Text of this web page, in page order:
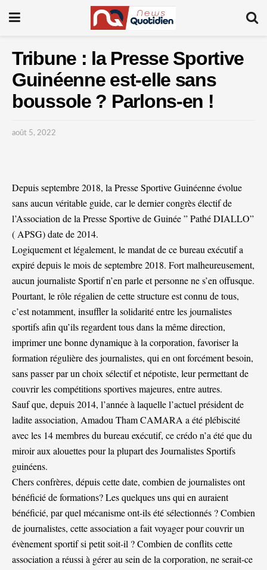
Tribune : la Presse Sportive
Guinéenne est-elle sans
boussole ? Parlons-en !
août 5, 2022
Depuis septembre 2018, la Presse Sportive Guinéenne évolue
sans aucun véritable guide, car le dernier congrès électif de
l’Association de la Presse Sportive de Guinée ” Pathé DIALLO”
( APSG) date de 2014.
Logiquement et légalement, le mandat de ce bureau exécutif a
expiré depuis le mois de septembre 2018. Fort malheureusement,
aucun journaliste Sportif n’en parle et personne ne s’en offusque.
Pourtant, le rôle régalien de cette structure est connu de tous,
c’est notamment, insuffler la solidarité entre les journalistes
sportifs afin qu’ils regardent tous dans la même direction,
imprimer une bonne dynamique à la corporation, favoriser la
formation régulière des journalistes, qui en ont forcément besoin,
sans passer par un choix sélectif et népotiste, leur permettant de
couvrir les compétitions sportives majeures, entre autres.
Sauf que, depuis 2014, l’année à laquelle l’actuel président de
ladite association, Amadou Tham CAMARA a été plébiscité
avec les 14 membres du bureau exécutif, ce crédo n’a été que du
miroir aux alouettes pour la plupart des Journalistes Sportifs
guinéens.
Chers confrères, dépuis cette date, combien de journalistes ont
bénéficié de formations? Les quelques uns qui en auraient
bénéficié, par quel mécanisme ont-ils été sélectionnés ? Combien
de journalistes, cette association a fait voyager pour couvrir un
évènement sportif si petit soit-il ? Combien de conflits cette
association a réussi à gérer au sein de la corporation, ne serait-ce